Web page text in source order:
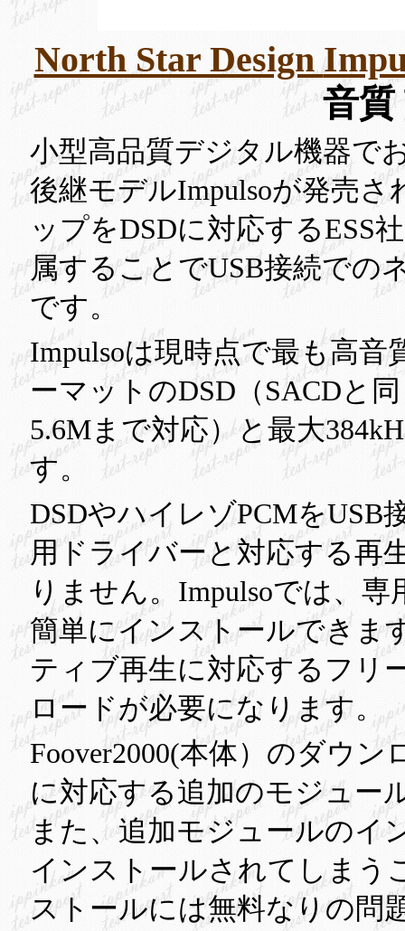
North Star Design
音質
小型高品質デジタル機器で
後継モデルImpulsoが発売さ
ップをDSDに対応するESS
属することでUSB接続での
です。
Impulsoは現時点で最も高
ーマットのDSD（SACDと
5.6Mまで対応）と最大
す。
DSDやハイレゾPCMをUSB
用ドライバーと対応する再
りません。Impulsoでは、
簡単にインストールできま
ティブ再生に対応するフリ
ロードが必要になります。
Foover2000(本体）のダウ
に対応する追加のモジュー
また、追加モジュールのイ
インストールされてしまう
ストールには無料なりの問